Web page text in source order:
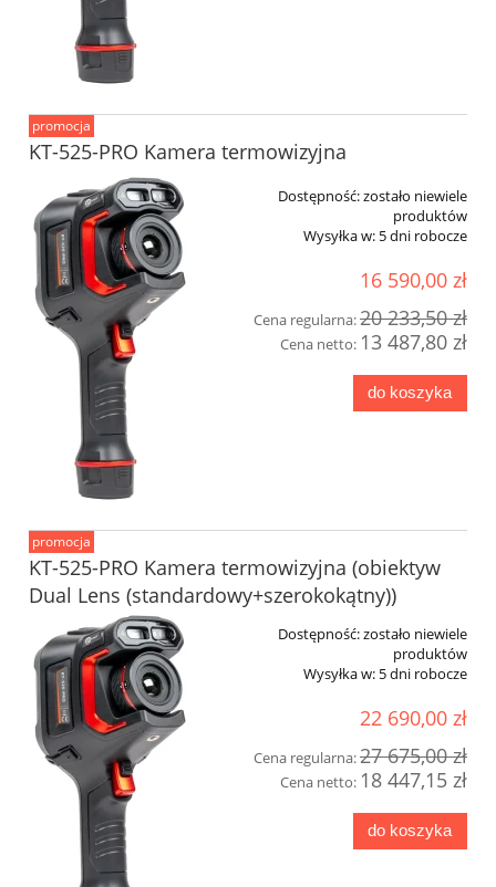
KT-525-PRO Kamera termowizyjna
Dostępność:zostało niewiele
produktów
Wysyłka w: 5 dni robocze
16 590,00 zł
Cena regularna:20 233,50 zł
Cena netto: 13 487,80 zł
do koszyka
promocja
KT-525-PRO Kamera termowizyjna (obiektyw
Dual Lens (standardowy+szerokokątny))
Dostępność:zostało niewiele
produktów
Wysyłka w: 5 dni robocze
22 690,00 zł
Cena regularna:27 675,00 zł
Cena netto: 18 447,15 zł
do koszyka
promocja